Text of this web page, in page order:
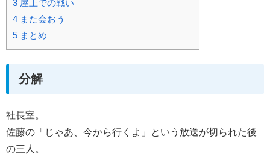
3 屋上での戦い
4 また会おう
5 まとめ
分解
社長室。
佐藤の「じゃあ、今から行くよ」という放送が切られた後
の三人。